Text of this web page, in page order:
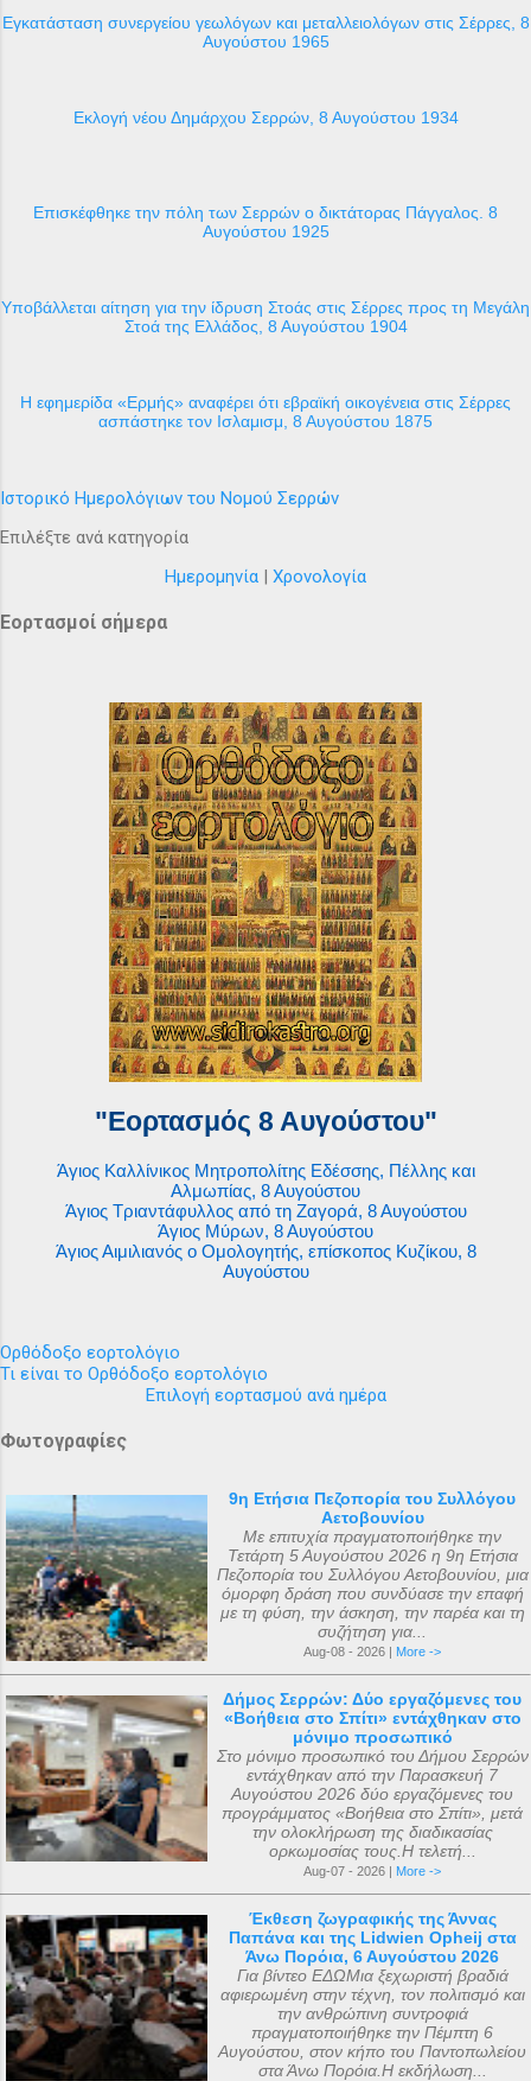
Εγκατάσταση συνεργείου γεωλόγων και μεταλλειολόγων στις Σέρρες, 8
Αυγούστου 1965
Εκλογή νέου Δημάρχου Σερρών, 8 Αυγούστου 1934
Επισκέφθηκε την πόλη των Σερρών ο δικτάτορας Πάγγαλος. 8
Αυγούστου 1925
Υποβάλλεται αίτηση για την ίδρυση Στοάς στις Σέρρες προς τη Μεγάλη
Στοά της Ελλάδος, 8 Αυγούστου 1904
H εφημερίδα «Ερμής» αναφέρει ότι εβραϊκή οικογένεια στις Σέρρες
ασπάστηκε τον Ισλαμισμ, 8 Αυγούστου 1875
Ιστορικό Ημερολόγιων του Νομού Σερρών
Επιλέξτε ανά κατηγορία
Ημερομηνία | Χρονολογία
Εορτασμοί σήμερα
"Εορτασμός 8 Αυγούστου"
Άγιος Καλλίνικος Μητροπολίτης Εδέσσης, Πέλλης και
Αλμωπίας, 8 Αυγούστου
Άγιος Τριαντάφυλλος από τη Ζαγορά, 8 Αυγούστου
Άγιος Μύρων, 8 Αυγούστου
Άγιος Αιμιλιανός ο Ομολογητής, επίσκοπος Κυζίκου, 8
Αυγούστου
Ορθόδοξο εορτολόγιο
Τι είναι το Ορθόδοξο εορτολόγιο
Επιλογή εορτασμού ανά ημέρα
Φωτογραφίες
9η Ετήσια Πεζοπορία του Συλλόγου
Αετοβουνίου
Με επιτυχία πραγματοποιήθηκε την
Τετάρτη 5 Αυγούστου 2026 η 9η Ετήσια
Πεζοπορία του Συλλόγου Αετοβουνίου, μια
όμορφη δράση που συνδύασε την επαφή
με τη φύση, την άσκηση, την παρέα και τη
συζήτηση για...
Aug-08 - 2026 | More ->
Δήμος Σερρών: Δύο εργαζόμενες του
«Βοήθεια στο Σπίτι» εντάχθηκαν στο
μόνιμο προσωπικό
Στο μόνιμο προσωπικό του Δήμου Σερρών
εντάχθηκαν από την Παρασκευή 7
Αυγούστου 2026 δύο εργαζόμενες του
προγράμματος «Βοήθεια στο Σπίτι», μετά
την ολοκλήρωση της διαδικασίας
ορκωμοσίας τους.Η τελετή...
Aug-07 - 2026 | More ->
Έκθεση ζωγραφικής της Άννας
Παπάνα και της Lidwien Opheij στα
Άνω Πορόια, 6 Αυγούστου 2026
Για βίντεο ΕΔΩΜια ξεχωριστή βραδιά
αφιερωμένη στην τέχνη, τον πολιτισμό και
την ανθρώπινη συντροφιά
πραγματοποιήθηκε την Πέμπτη 6
Αυγούστου, στον κήπο του Παντοπωλείου
στα Άνω Πορόια.Η εκδήλωση...